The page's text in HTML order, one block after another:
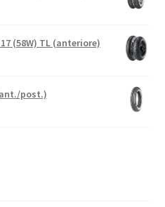
(58W) TL (anteriore)
post.)